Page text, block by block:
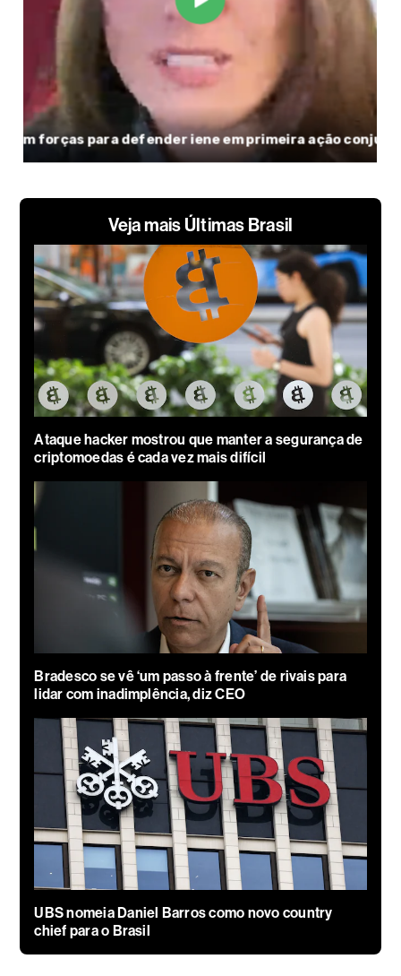
Veja mais Últimas Brasil
Ataque hacker mostrou que manter a segurança de
criptomoedas é cada vez mais difícil
Bradesco se vê ‘um passo à frente’ de rivais para
lidar com inadimplência, diz CEO
UBS nomeia Daniel Barros como novo country
chief para o Brasil